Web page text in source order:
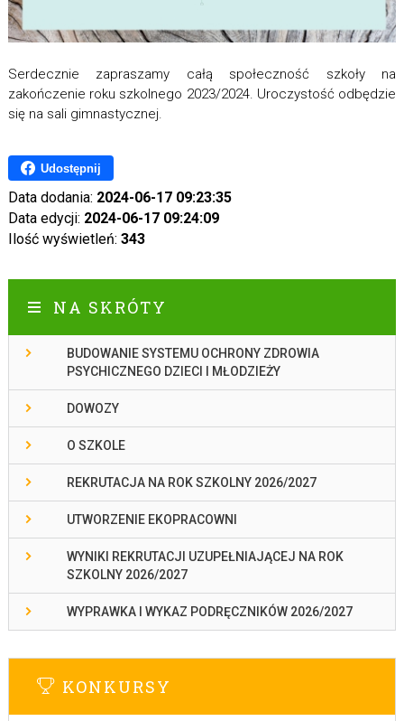
Serdecznie zapraszamy całą społeczność szkoły na
zakończenie roku szkolnego 2023/2024. Uroczystość odbędzie
się na sali gimnastycznej.
Udostępnij
Data dodania: 2024-06-17 09:23:35
Data edycji: 2024-06-17 09:24:09
Ilość wyświetleń: 343
NA SKRÓTY
BUDOWANIE SYSTEMU OCHRONY ZDROWIA
PSYCHICZNEGO DZIECI I MŁODZIEŻY
DOWOZY
O SZKOLE
REKRUTACJA NA ROK SZKOLNY 2026/2027
UTWORZENIE EKOPRACOWNI
WYNIKI REKRUTACJI UZUPEŁNIAJĄCEJ NA ROK
SZKOLNY 2026/2027
WYPRAWKA I WYKAZ PODRĘCZNIKÓW 2026/2027
KONKURSY